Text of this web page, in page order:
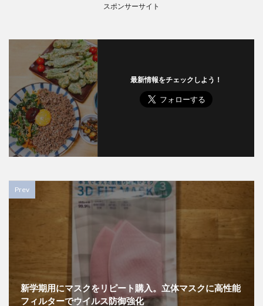
スポンサーサイト
最新情報をチェックしよう！
Prev
新学期用にマスクをリピート購入。立体マスクに高性能
フィルターでウイルス防御強化